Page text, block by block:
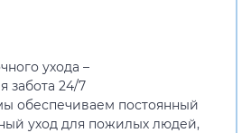
ухода –
забота 24/7
обеспечиваем постоянный
уход для пожилых людей,